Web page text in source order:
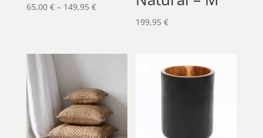
65,00 € – 149,95 €Price
through
199,95€